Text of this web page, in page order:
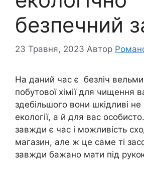
безпечний
23 Травня, 2023 Автор
На даний час є безліч вельми
побутової хімії для чищення
здебільшого вони шкідливі не
екології, а й для вас
завжди є час і можливість
магазин, але ж це саме ті
завжди бажано мати під